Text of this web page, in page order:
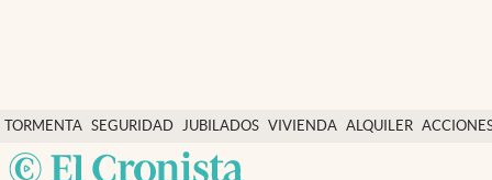
TORMENTA SEGURIDAD
SOCIAL
JUBILADOS VIVIENDA ALQUILER
Economía y finanzas
Política